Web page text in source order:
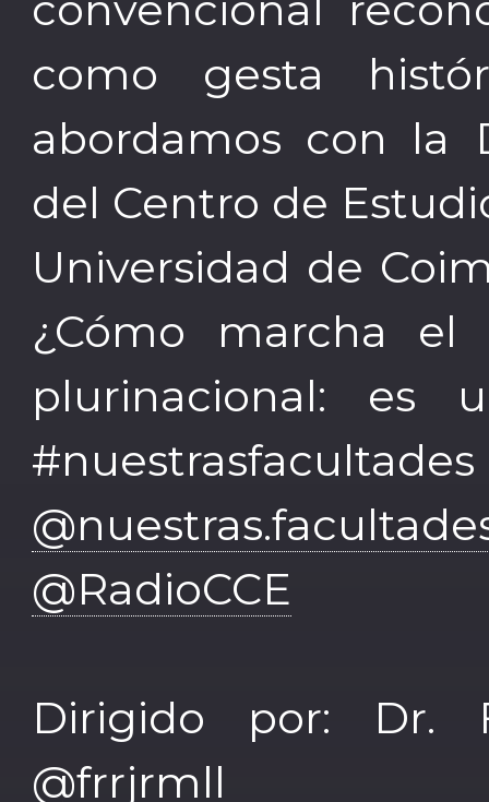
como gesta
abordamos con la
del Centro de
Universidad de
¿Cómo marcha
plurinacional: es
@RadioCCE
Dirigido por: Dr.
@frrjrmll